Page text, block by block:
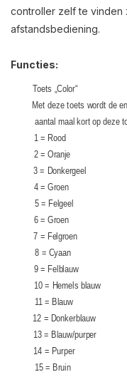
controller zelf te vinden
afstandsbediening.
Functies:
Toets „Color“
Met deze toets wordt de
aantal maal kort op deze
1 = Rood
2 = Oranje
3 = Donkergeel
4 = Groen
5 = Felgeel
6 = Groen
7 = Felgroen
8 = Cyaan
9 = Felblauw
10 = Hemels blauw
11 = Blauw
12 = Donkerblauw
13 = Blauw/purper
14 = Purper
15 = Bruin